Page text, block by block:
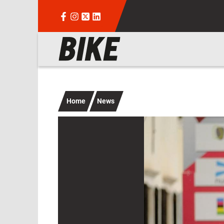
Navigazione principale
Home News
Immagine